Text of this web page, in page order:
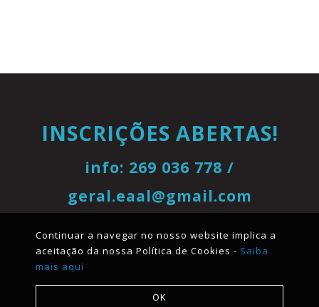
INSCRIÇÕES ABERTAS!
info: 269 036 778 /
geral.eaal@gmail.com
Continuar a navegar no nosso website implica a
aceitação da nossa Política de Cookies - Saiba
mais aqui
OK